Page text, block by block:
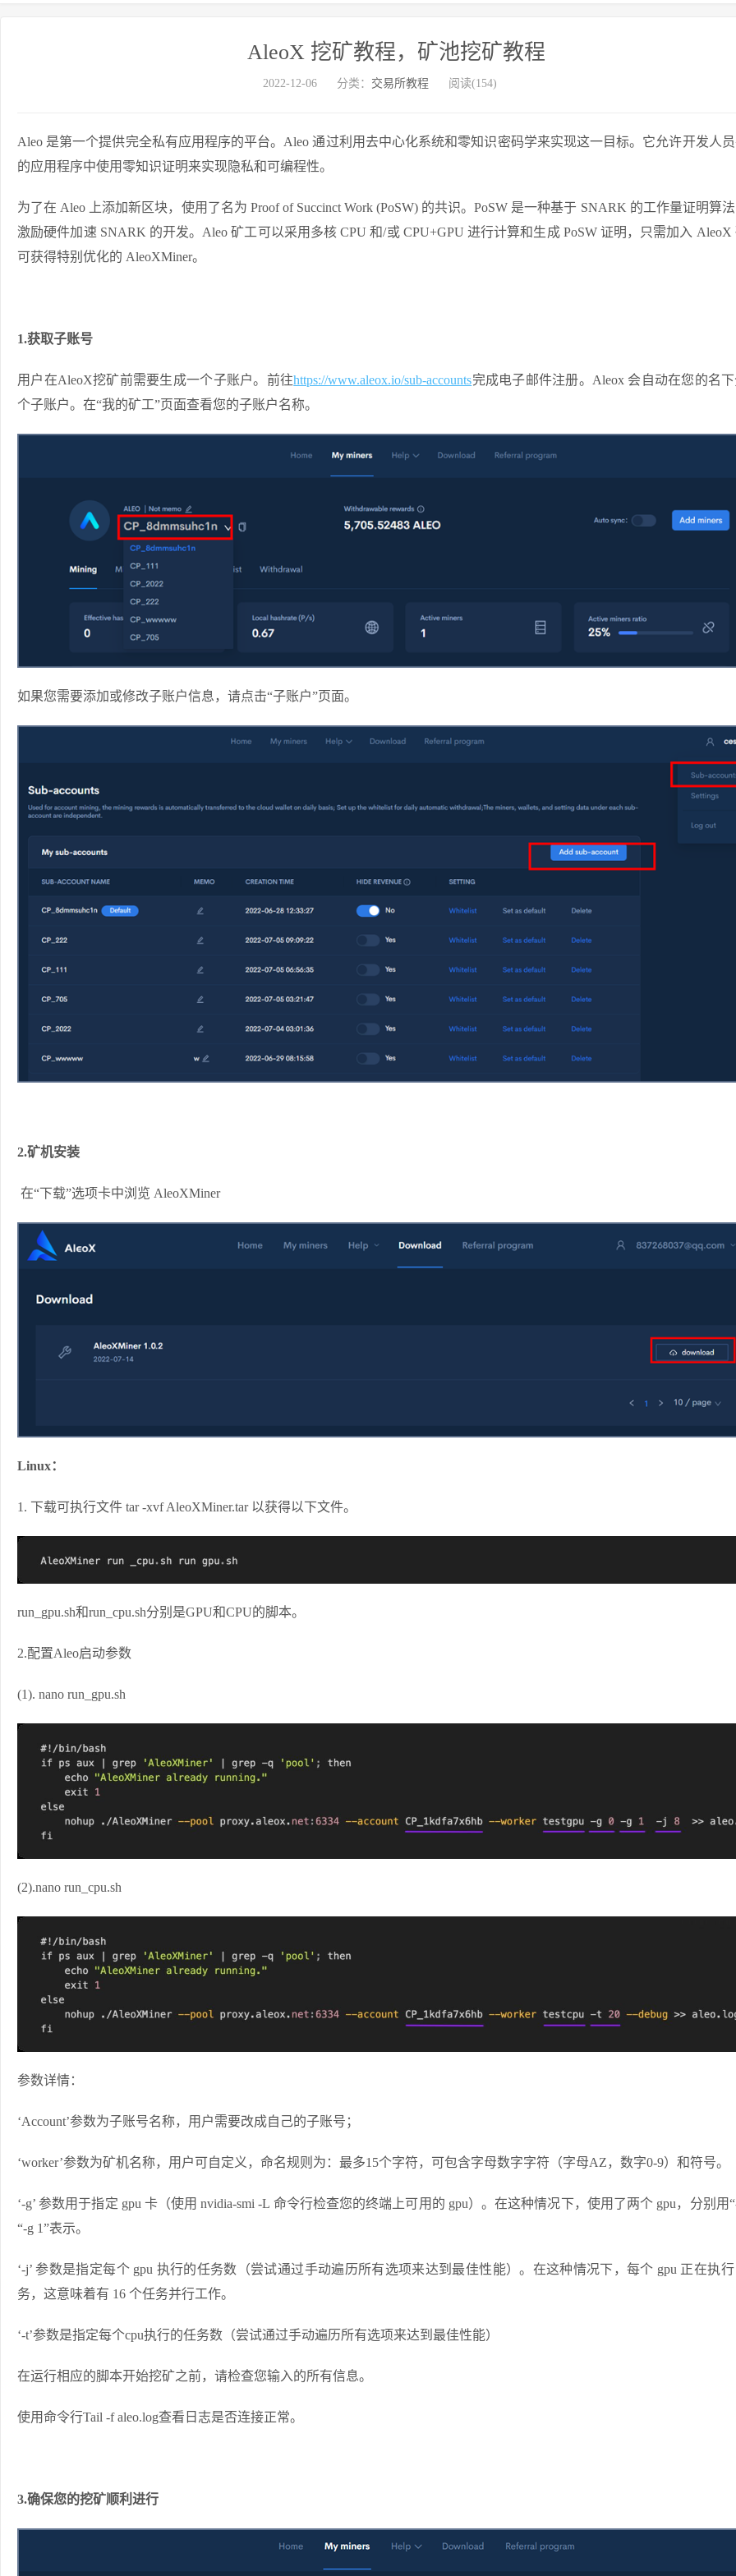
AleoX 挖矿教程，矿池挖矿教程
2022-12-06 分类： 交易所教程 阅读(154)
Aleo 是第一个提供完全私有应用程序的平台。Aleo 通过利用去中心化系统和零知识密码学来实现这一目标。它允许开发人
的应用程序中使用零知识证明来实现隐私和可编程性。
为了在 Aleo 上添加新区块，使用了名为 Proof of Succinct Work (PoSW) 的共识。PoSW 是一种基于 SNARK 的工作量证明算
激励硬件加速 SNARK 的开发。Aleo 矿工可以采用多核 CPU 和/或 CPU+GPU 进行计算和生成 PoSW 证明，只需加入 AleoX
可获得特别优化的 AleoXMiner。
1.获取子账号
用户在AleoX挖矿前需要生成一个子账户。前往https://www.aleox.io/sub-accounts完成电子邮件注册。Aleox 会自动在您的名
个子账户。在“我的矿工”页面查看您的子账户名称。
如果您需要添加或修改子账户信息，请点击“子账户”页面。
2.矿机安装
在“下载”选项卡中浏览 AleoXMiner
Linux：
1. 下载可执行文件 tar -xvf AleoXMiner.tar 以获得以下文件。
run_gpu.sh和run_cpu.sh分别是GPU和CPU的脚本。
2.配置Aleo启动参数
(1). nano run_gpu.sh
(2).nano run_cpu.sh
参数详情：
‘Account’参数为子账号名称，用户需要改成自己的子账号；
‘worker’参数为矿机名称，用户可自定义，命名规则为：最多15个字符，可包含字母数字字符（字母AZ，数字0-9）和符号。
‘-g’ 参数用于指定 gpu 卡（使用 nvidia-smi -L 命令行检查您的终端上可用的 gpu）。在这种情况下，使用了两个 gpu，分别用
“-g 1”表示。
‘-j’ 参数是指定每个 gpu 执行的任务数（尝试通过手动遍历所有选项来达到最佳性能）。在这种情况下，每个 gpu 正在执
务，这意味着有 16 个任务并行工作。
‘-t’参数是指定每个cpu执行的任务数（尝试通过手动遍历所有选项来达到最佳性能）
在运行相应的脚本开始挖矿之前，请检查您输入的所有信息。
使用命令行Tail -f aleo.log查看日志是否连接正常。
3.确保您的挖矿顺利进行